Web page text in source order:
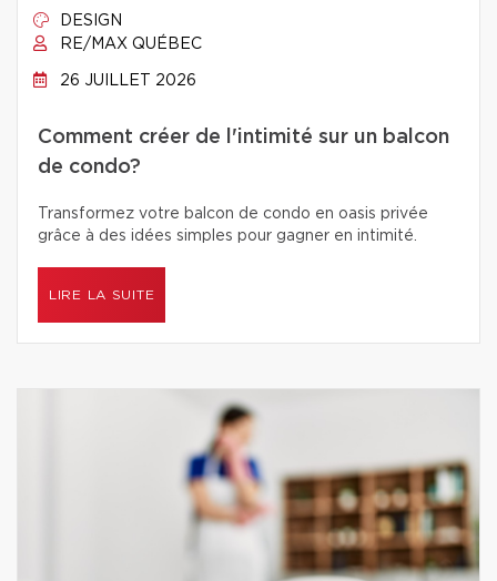
DESIGN
RE/MAX QUÉBEC
26 JUILLET 2026
Comment créer de l'intimité sur un balcon
de condo?
Transformez votre balcon de condo en oasis privée
grâce à des idées simples pour gagner en intimité.
LIRE LA SUITE